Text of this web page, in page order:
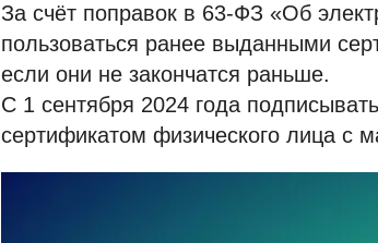
За счёт поправок в 63-ФЗ «Об
пользоваться ранее выданными
если они не закончатся раньше.
С 1 сентября 2024 года
сертификатом физического лица с